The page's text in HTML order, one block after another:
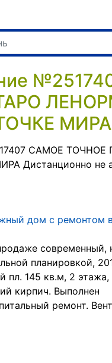
МИРА
САМОЕ
Дистанционно не
дом с ремонтом
современный,
планировкой,
пл. 145 кв.м, 2 этажа,
кирпич. Выполнен
ремонт.